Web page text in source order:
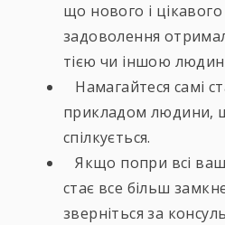
що нового і цікавого
задоволення
тією чи іншою
Намагайтеся самі
прикладом людини,
спілкується.
Якщо попри всі
стає все більш
зверніться за